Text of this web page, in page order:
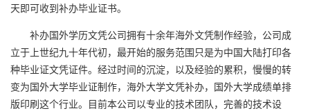
天即可收到补办毕业证书。
补办国外学历文凭公司拥有十余年海外文凭制作经验，公司成
立于上世纪九十年代初，最开始的服务范围只是为中国大陆打印各
种毕业证文凭证件。经过时间的沉淀，以及经验的累积，慢慢的转
变为国外大学毕业证制作，海外大学文凭补办，国外大学成绩单排
版印刷这个行业。目前本公司以专业的技术团队，完善的技术设